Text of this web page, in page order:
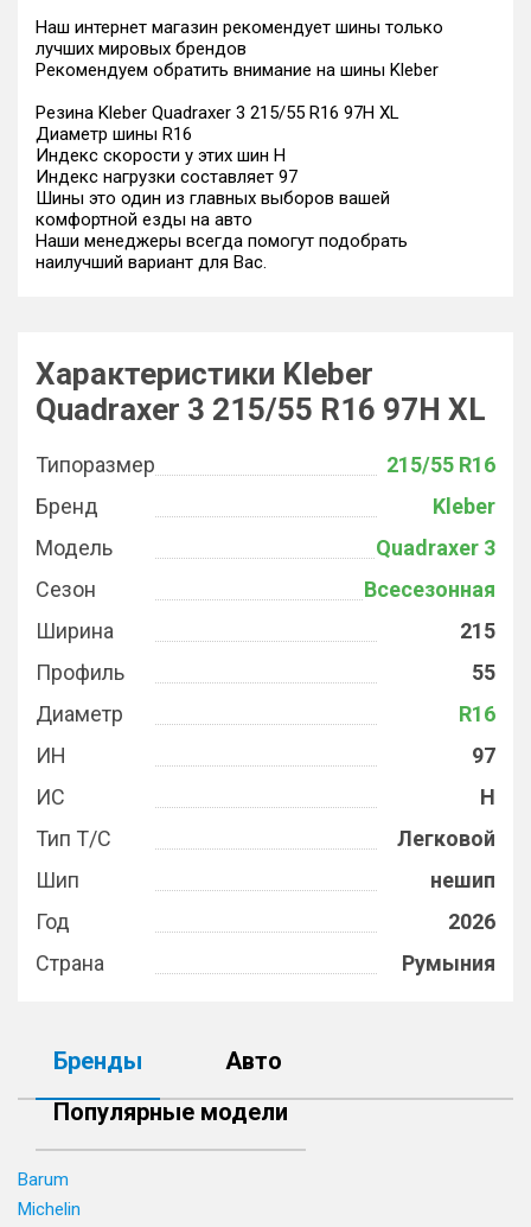
Наш интернет магазин рекомендует шины только
лучших мировых брендов
Рекомендуем обратить внимание на шины Kleber
Резина Kleber Quadraxer 3 215/55 R16 97H XL
Диаметр шины R16
Индекс скорости у этих шин H
Индекс нагрузки составляет 97
Шины это один из главных выборов вашей
комфортной езды на авто
Наши менеджеры всегда помогут подобрать
наилучший вариант для Вас.
Характеристики Kleber
Quadraxer 3 215/55 R16 97H XL
Типоразмер
215/55 R16
Бренд
Kleber
Модель
Quadraxer 3
Сезон
Всесезонная
Ширина
215
Профиль
55
Диаметр
R16
ИН
97
ИС
H
Тип Т/С
Легковой
Шип
нешип
Год
2026
Страна
Румыния
Бренды
Авто
Популярные модели
Barum
Michelin